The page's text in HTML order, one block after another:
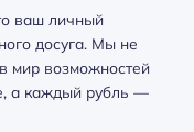
ваш личный
досуга. Мы не
мир возможностей
а каждый рубль —